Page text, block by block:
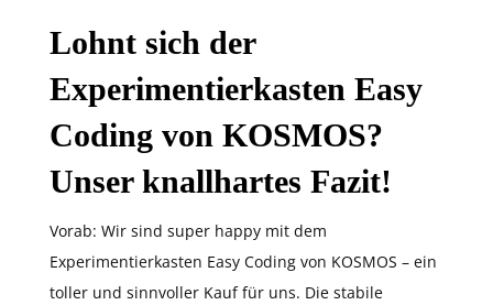
Lohnt sich der
Experimentierkasten Easy
Coding von KOSMOS?
Unser knallhartes Fazit!
Vorab: Wir sind super happy mit dem
Experimentierkasten Easy Coding von KOSMOS – ein
toller und sinnvoller Kauf für uns. Die stabile